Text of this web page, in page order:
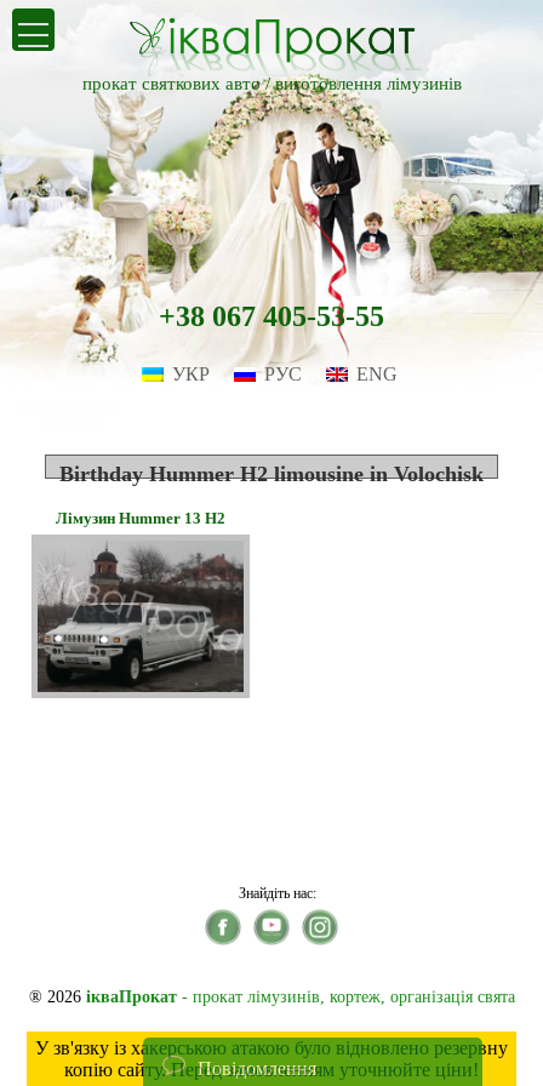
прокат святкових авто /виготовлення лімузинів
+38 067 405-53-55
УКР РУС ENG
Birthday Hummer H2 limousine in Volochisk
Лімузин Hummer 13 H2
Знайдіть нас:
® 2026 ікваПрокат- прокат лімузинів, кортеж, організація свята
У зв'язку із хакерською атакою було відновлено резервну
копію сайту. Перед замовленням уточнюйте ціни!
Повідомлення